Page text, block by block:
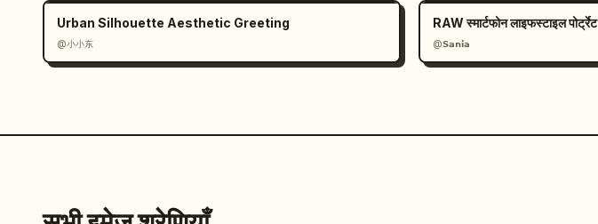
Urban Silhouette Aesthetic Greeting
@小小东
RAW स्मार्टफोन लाइफस्टाइल पोर्ट्रेट
@𝗦𝗮𝗻𝗶𝗮